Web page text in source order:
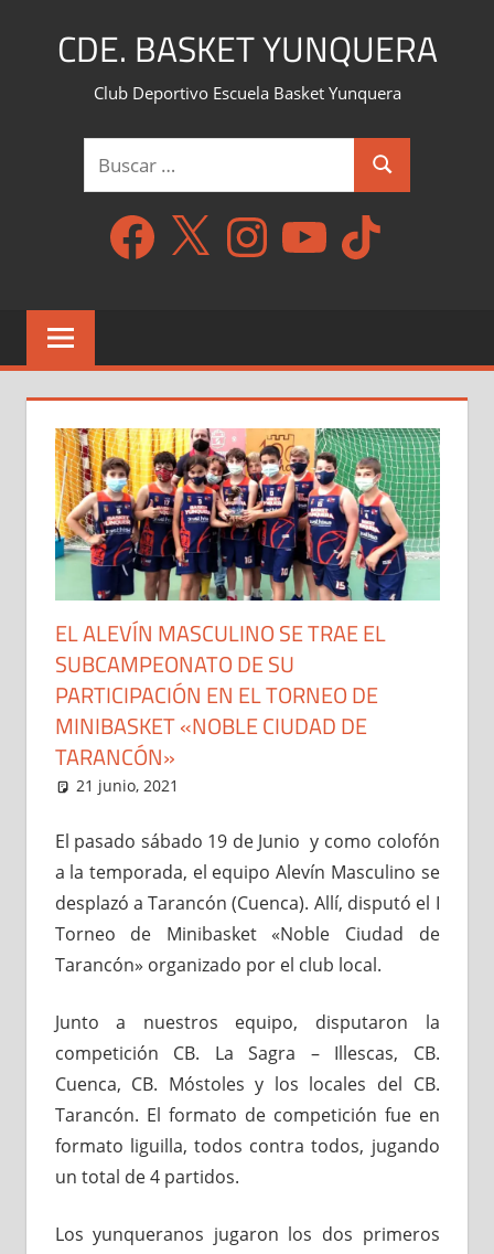
CDE. BASKET YUNQUERA
Club Deportivo Escuela Basket Yunquera
Buscar:
Buscar
Facebook
X InstagramYouTube TikTok
EL ALEVÍN MASCULINO SE TRAE EL
SUBCAMPEONATO DE SU
PARTICIPACIÓN EN EL TORNEO DE
MINIBASKET «NOBLE CIUDAD DE
TARANCÓN»
21 junio, 2021
El pasado sábado 19 de Junio y como colofón
a la temporada, el equipo Alevín Masculino se
desplazó a Tarancón (Cuenca). Allí, disputó el I
Torneo de Minibasket «Noble Ciudad de
Tarancón» organizado por el club local.
Junto a nuestros equipo, disputaron la
competición CB. La Sagra – Illescas, CB.
Cuenca, CB. Móstoles y los locales del CB.
Tarancón. El formato de competición fue en
formato liguilla, todos contra todos, jugando
un total de 4 partidos.
Los yunqueranos jugaron los dos primeros